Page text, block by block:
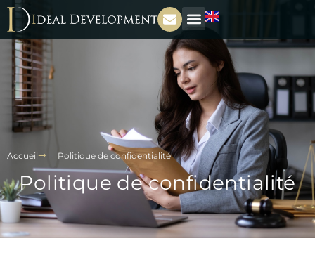
Accueil Politique de confidentialité
Politique de confidentialité